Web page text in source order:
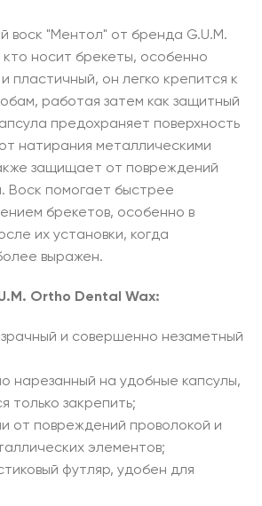
воск "Ментол" от бренда G.U.M.
кто носит брекеты, особенно
пластичный, он легко крепится к
работая затем как защитный
предохраняет поверхность
натирания металлическими
защищает от повреждений
Воск помогает быстрее
брекетов, особенно в
их установки, когда
выражен.
Ortho Dental Wax:
и совершенно незаметный
нарезанный на удобные капсулы,
только закрепить;
от повреждений проволокой и
элементов;
футляр, удобен для